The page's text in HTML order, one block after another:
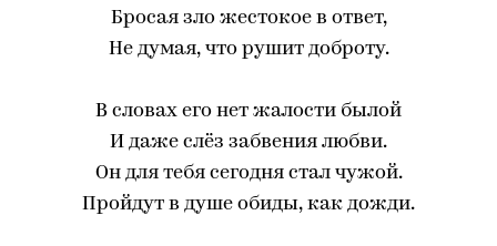
Бросая зло жестокое в ответ,
Не думая, что рушит доброту.
В словах его нет жалости былой
И даже слёз забвения любви.
Он для тебя сегодня стал чужой.
Пройдут в душе обиды, как дожди.